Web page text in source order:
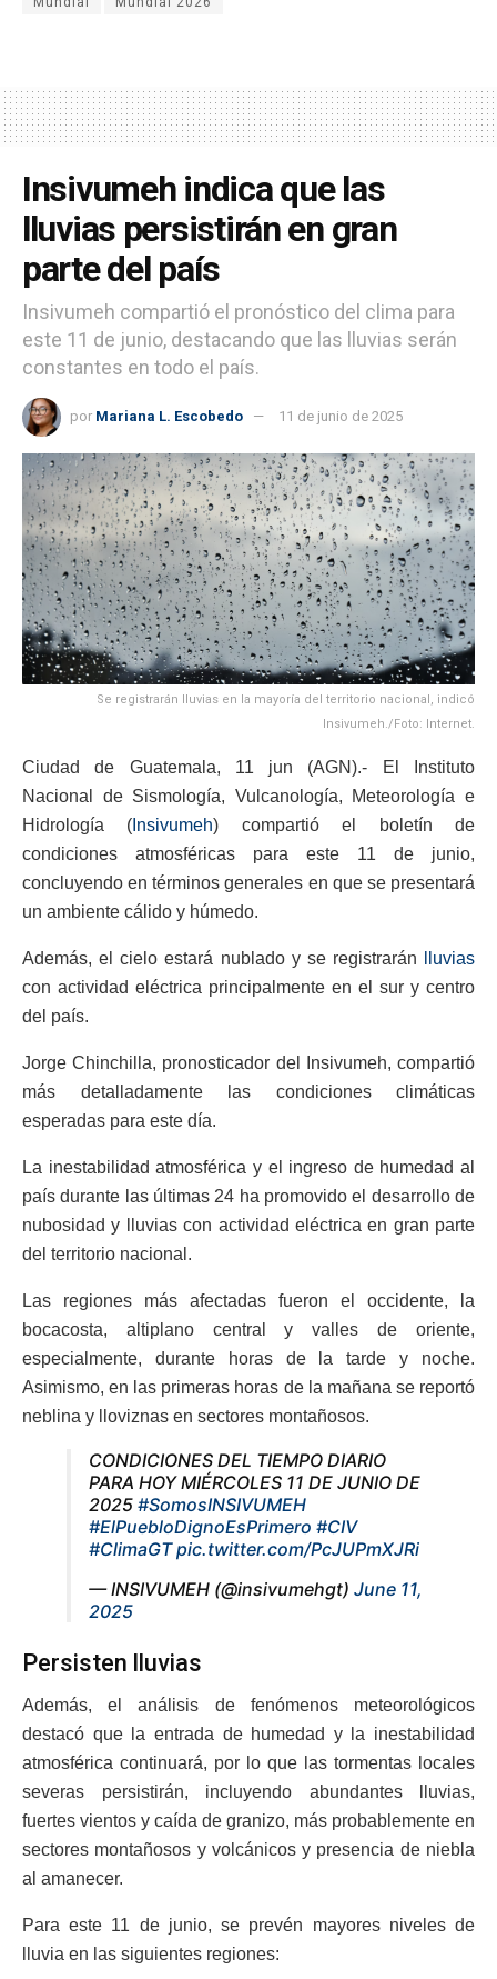
Insivumeh indica que las
lluvias persistirán en gran
parte del país
Insivumeh compartió el pronóstico del clima para
este 11 de junio, destacando que las lluvias serán
constantes en todo el país.
por Mariana L. Escobedo 11 de junio de 2025
Se registrarán lluvias en la mayoría del territorio nacional, indicó
Insivumeh./Foto: Internet.
Ciudad de Guatemala, 11 jun (AGN).- El Instituto
Nacional de Sismología, Vulcanología, Meteorología e
Hidrología ( Insivumeh) compartió el boletín de
condiciones atmosféricas para este 11 de junio,
concluyendo en términos generales en que se presentará
un ambiente cálido y húmedo.
Además, el cielo estará nublado y se registrarán
lluvias
con actividad eléctrica principalmente en el sur y centro
del país.
Jorge Chinchilla, pronosticador del Insivumeh, compartió
más detalladamente las condiciones climáticas
esperadas para este día.
La inestabilidad atmosférica y el ingreso de humedad al
país durante las últimas 24 ha promovido el desarrollo de
nubosidad y lluvias con actividad eléctrica en gran parte
del territorio nacional.
Las regiones más afectadas fueron el occidente, la
bocacosta, altiplano central y valles de oriente,
especialmente, durante horas de la tarde y noche.
Asimismo, en las primeras horas de la mañana se reportó
neblina y lloviznas en sectores montañosos.
CONDICIONES DEL TIEMPO DIARIO
PARA HOY MIÉRCOLES 11 DE JUNIO DE
2025 #SomosINSIVUMEH
#ElPuebloDignoEsPrimero #CIV
#ClimaGT pic.twitter.com/PcJUPmXJRi
— INSIVUMEH (@insivumehgt) June 11,
2025
Persisten lluvias
Además, el análisis de fenómenos meteorológicos
destacó que la entrada de humedad y la inestabilidad
atmosférica continuará, por lo que las tormentas locales
severas persistirán, incluyendo abundantes lluvias,
fuertes vientos y caída de granizo, más probablemente en
sectores montañosos y volcánicos y presencia de niebla
al amanecer.
Para este 11 de junio, se prevén mayores niveles de
lluvia en las siguientes regiones: